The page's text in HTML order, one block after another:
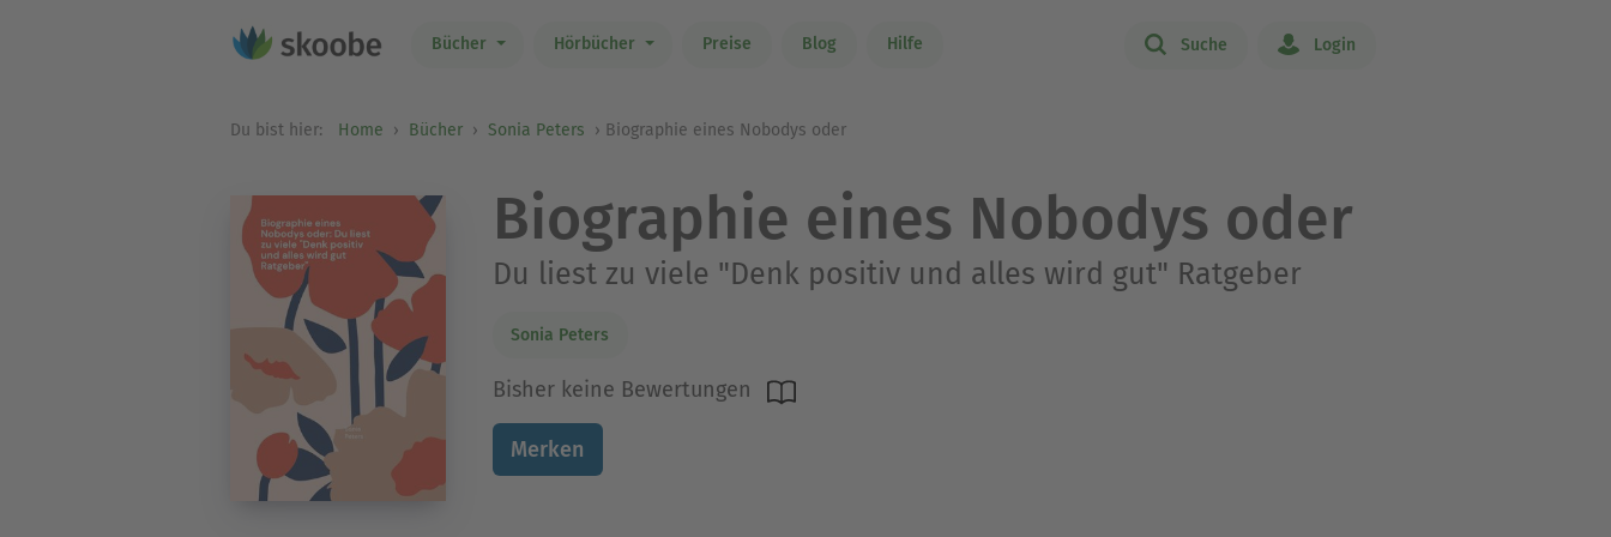
Bücher Hörbücher Preise Blog Hilfe Suche Login
Du bist hier: Home Bücher Sonia Peters Biographie eines Nobodys oder
Biographie eines Nobodys oder
Du liest zu viele "Denk positiv und alles wird gut" Ratgeber
Sonia Peters
Bisher keine Bewertungen
Merken